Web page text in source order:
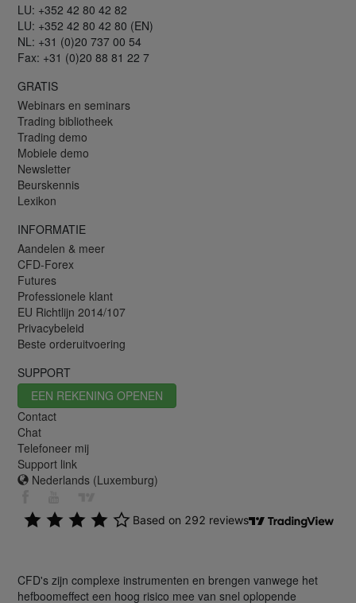
LU: +352 42 80 42 82
LU: +352 42 80 42 80 (EN)
NL: +31 (0)20 737 00 54
Fax: +31 (0)20 88 81 22 7
GRATIS
Webinars en seminars
Trading bibliotheek
Trading demo
Mobiele demo
Newsletter
Beurskennis
Lexikon
INFORMATIE
Aandelen & meer
CFD-Forex
Futures
Professionele klant
EU Richtlijn 2014/107
Privacybeleid
Beste orderuitvoering
SUPPORT
EEN REKENING OPENEN
Contact
Chat
Telefoneer mij
Support link
Nederlands (Luxemburg)
CFD's zijn complexe instrumenten en brengen vanwege het
hefboomeffect een hoog risico mee van snel oplopende